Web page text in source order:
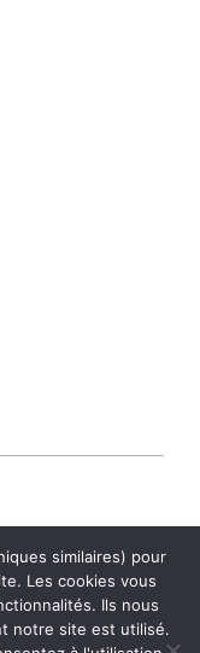
similaires) pour
Les cookies vous
Ils nous
notre site est utilisé.